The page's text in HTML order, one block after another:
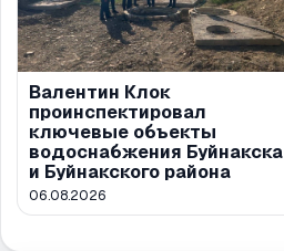
Валентин Клок
проинспектировал
ключевые объекты
водоснабжения Буйнакска
и Буйнакского района
06.08.2026